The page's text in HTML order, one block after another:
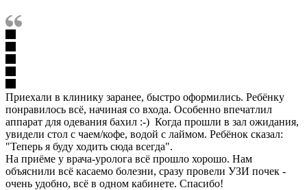
Приехали в клинику заранее, быстро оформились. Ребёнку
понравилось всё, начиная со входа. Особенно впечатлил
аппарат для одевания бахил :-) Когда прошли в зал ожидания,
увидели стол с чаем/кофе, водой с лаймом. Ребёнок сказал:
"Теперь я буду ходить сюда всегда".
На приёме у врача-уролога всё прошло хорошо. Нам
объяснили всё касаемо болезни, сразу провели УЗИ почек -
очень удобно, всё в одном кабинете. Спасибо!